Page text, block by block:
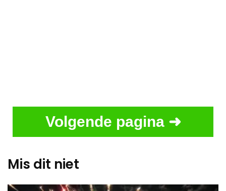
Volgende pagina ➜
Mis dit niet